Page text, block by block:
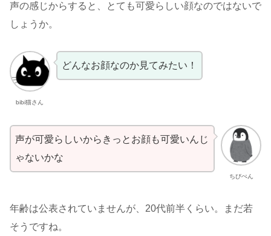
声の感じからすると、とても可愛らしい顔なのではないで
しょうか。
bibi猫さん
どんなお顔なのか見てみたい！
ちびぺん
声が可愛らしいからきっとお顔も可愛いんじ
ゃないかな
年齢は公表されていませんが、20代前半くらい。まだ若
そうですね。